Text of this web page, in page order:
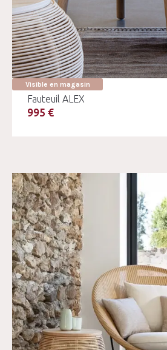
Visible en magasin
Fauteuil ALEX
995 €